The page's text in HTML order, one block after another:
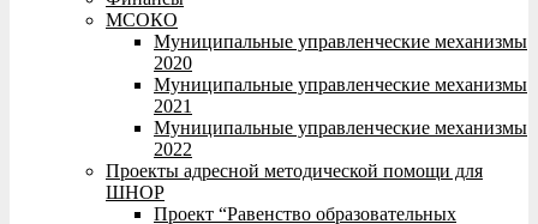
МСОКО
Муниципальные управленческие механизмы
2020
Муниципальные управленческие механизмы
2021
Муниципальные управленческие механизмы
2022
Проекты адресной методической помощи для
ШНОР
Проект “Равенство образовательных